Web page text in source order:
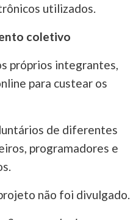
utilizados.
coletivo
próprios integrantes,
para custear os
de diferentes
programadores e
não foi divulgado.